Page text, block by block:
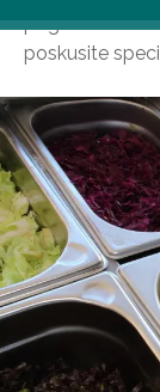
pogledih.
poskusite